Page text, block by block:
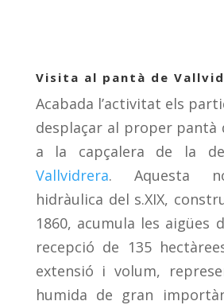
Visita al pantà de
Acabada l’activitat els
desplaçar al proper pantà
a la capçalera de la
Vallvidrera. Aquesta
hidràulica del s.XIX,
1860, acumula les aigües
recepció de 135
extensió i volum,
humida de gran